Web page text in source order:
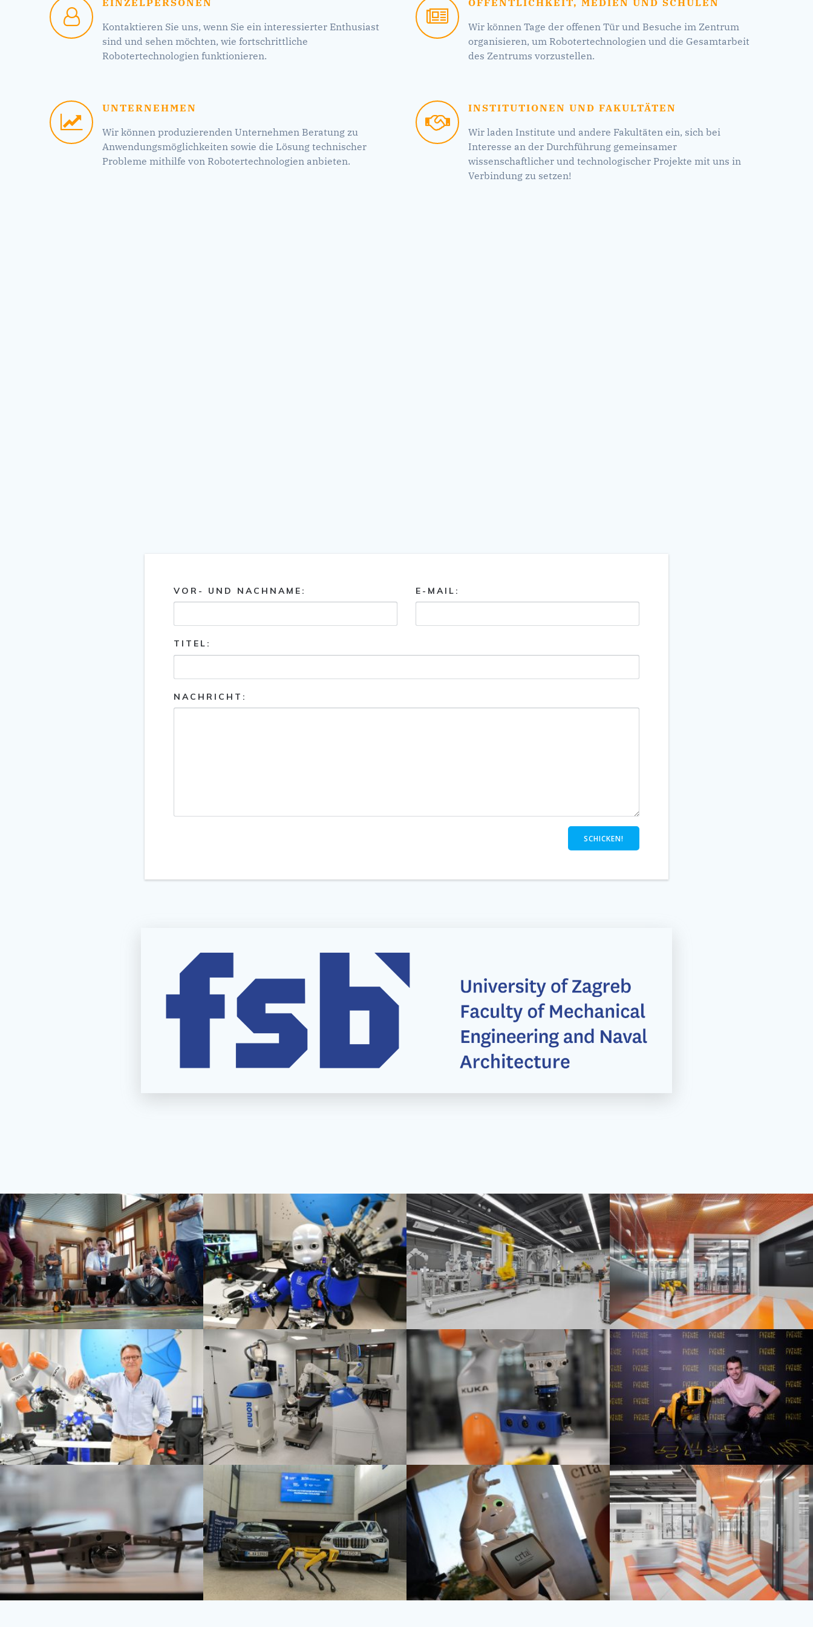
Kontaktieren Sie uns, wenn Sie ein interessierter Enthusiast
sind und sehen möchten, wie fortschrittliche
Robotertechnologien funktionieren.
Wir können Tage der offenen Tür und Besuche im Zentrum
organisieren, um Robotertechnologien und die Gesamtarbeit
des Zentrums vorzustellen.
UNTERNEHMEN
Wir können produzierenden Unternehmen Beratung zu
Anwendungsmöglichkeiten sowie die Lösung technischer
Probleme mithilfe von Robotertechnologien anbieten.
INSTITUTIONEN UND FAKULTÄTEN
Wir laden Institute und andere Fakultäten ein, sich bei
Interesse an der Durchführung gemeinsamer
wissenschaftlicher und technologischer Projekte mit uns in
Verbindung zu setzen!
VOR- UND NACHNAME: E-MAIL:
TITEL:
NACHRICHT: